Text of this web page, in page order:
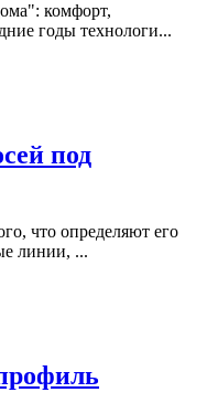
комфорт,
годы технологи...
под
что определяют его
линии, ...